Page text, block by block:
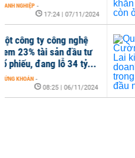
-
17:24 | 07/11/2024
ty công nghệ
tài sản đầu tư
đang lỗ 34 tỷ...
-
08:25 | 06/11/2024